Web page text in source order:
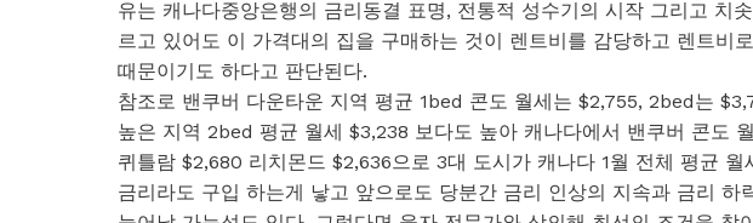
유는 캐나다중앙은행의 금리동결 표명, 전통적 성수기의 시작 그리고 치
르고 있어도 이 가격대의 집을 구매하는 것이 렌트비를 감당하고 렌트비
때문이기도 하다고 판단된다.
참조로 밴쿠버 다운타운 지역 평균 1bed 콘도 월세는 $2,755, 2bed는
높은 지역 2bed 평균 월세 $3,238 보다도 높아 캐나다에서 밴쿠버 콘도
퀴틀람 $2,680 리치몬드 $2,636으로 3대 도시가 캐나다 1월 전체 평균
금리라도 구입 하는게 낳고 앞으로도 당분간 금리 인상의 지속과 금리 하